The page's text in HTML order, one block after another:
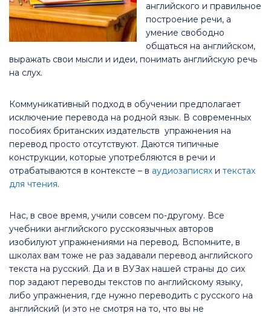
английского и правильное
построение речи, а
умение свободно
общаться на английском,
выражать свои мысли и идеи, понимать английскую речь
на слух.
Коммуникативный подход в обучении предполагает
исключение перевода на родной язык. В современных
пособиях британских издательств упражнения на
перевод просто отсутствуют. Даются типичные
конструкции, которые употребляются в речи и
отрабатываются в контексте – в аудиозаписях и текстах
для чтения.
Нас, в свое время, учили совсем по-другому. Все
учебники английского русскоязычных авторов
изобилуют упражнениями на перевод. Вспомните, в
школах вам тоже не раз задавали перевод английского
текста на русский. Да и в ВУЗах нашей страны до сих
пор задают переводы текстов по английскому языку,
либо упражнения, где нужно переводить с русского на
английский (и это не смотря на то, что вы не